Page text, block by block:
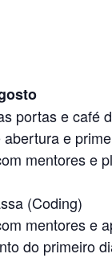
portas e café
e
mentores e
(Coding)
mentores e
do primeiro